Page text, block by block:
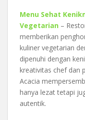
Menu Sehat
Vegetarian –
memberikan
kuliner vegetarian
dipenuhi dengan
kreativitas chef dan
Acacia
hanya lezat tetapi
autentik.